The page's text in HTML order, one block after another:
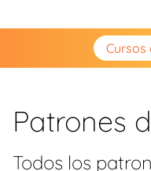
Cursos
Patrones
Todos los